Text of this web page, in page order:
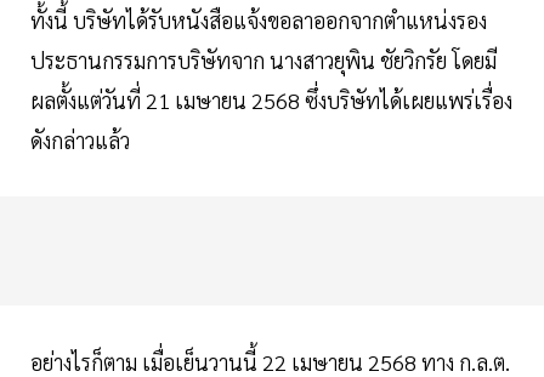
ทั้งนี้ บริษัทได้รับหนังสือแจ้งขอลาออกจากตำแหน่งรอง
ประธานกรรมการบริษัทจาก นางสาวยุพิน ชัยวิกรัย โดยมี
ผลตั้งแต่วันที่ 21 เมษายน 2568 ซึ่งบริษัทได้เผยแพร่เรื่อง
ดังกล่าวแล้ว
อย่างไรก็ตาม เมื่อเย็นวานนี้ 22 เมษายน 2568 ทาง ก.ล.ต.